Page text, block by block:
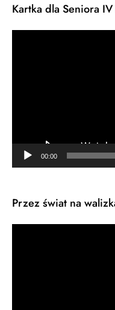
Kartka dla Seniora IV
00:00
Przez świat na